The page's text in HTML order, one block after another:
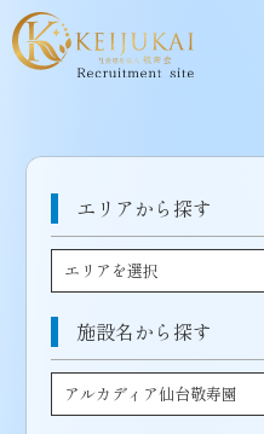
エリアから探す
施設名から探す